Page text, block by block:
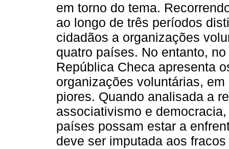
em torno do tema.
ao longo de três períodos
cidadãos a organizações
quatro países. No entanto,
República Checa apresenta
organizações voluntárias,
piores. Quando analisada a
associativismo e
países possam estar a
deve ser imputada aos